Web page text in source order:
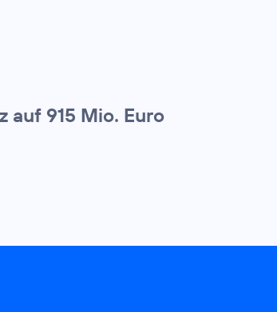
auf 915 Mio. Euro